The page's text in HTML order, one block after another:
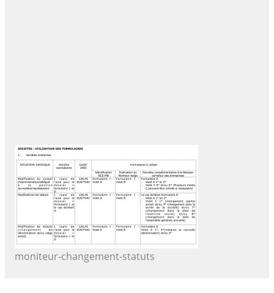
moniteur-changement-statuts